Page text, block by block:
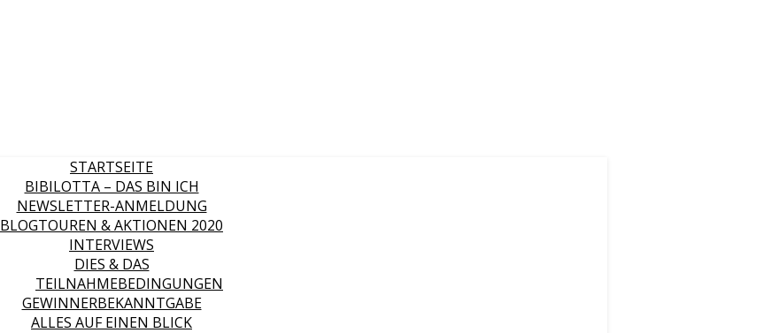
STARTSEITE
BIBILOTTA – DAS BIN ICH
NEWSLETTER-ANMELDUNG
BLOGTOUREN & AKTIONEN 2020
INTERVIEWS
DIES & DAS
TEILNAHMEBEDINGUNGEN
GEWINNERBEKANNTGABE
ALLES AUF EINEN BLICK